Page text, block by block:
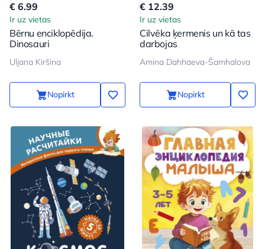
€ 6.99
Ir uz vietas
Bērnu enciklopēdija.
Dinosauri
Uljana Kiršina
Nopirkt
€ 12.39
Ir uz vietas
Cilvēka ķermenis un kā tas
darbojas
Amina Dahhaeva-Šamhalova
Nopirkt